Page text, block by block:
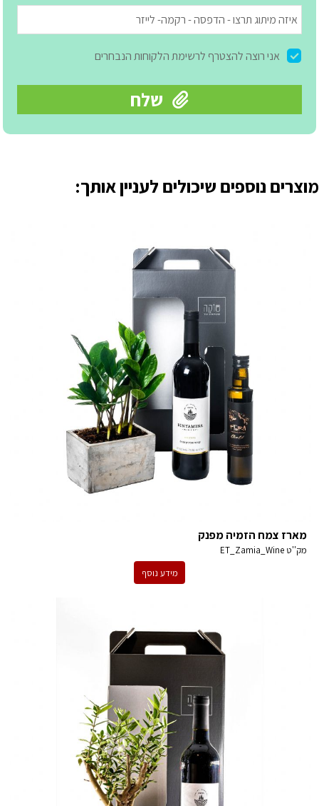
מוצרים נוספים שיכולים לעניין אותך:
מארז צמח הזמיה מפנק
מק''טET_Zamia_Wine
מידע נוסף